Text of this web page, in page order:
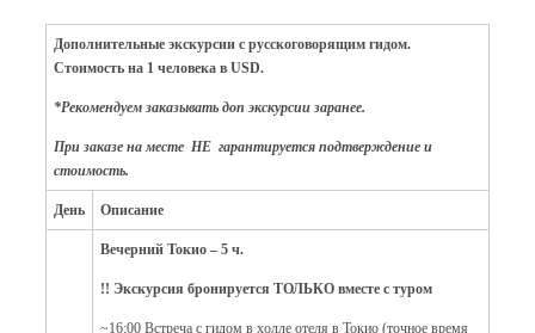
Дополнительные экскурсии с русскоговорящим гидом.
Стоимость на 1 человека в USD.
*Рекомендуем заказывать доп экскурсии заранее.
При заказе на месте НЕ гарантируется подтверждение и
стоимость.
День Описание
Вечерний Токио – 5 ч.
!! Экскурсия бронируется ТОЛЬКО вместе с туром
~16:00 Встреча с гидом в холле отеля в Токио (точное время